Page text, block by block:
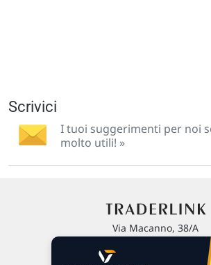
Scrivici
I tuoi suggerimenti per noi
molto utili! »
Via Macanno, 38/A
P.IVA 02 452 460 401